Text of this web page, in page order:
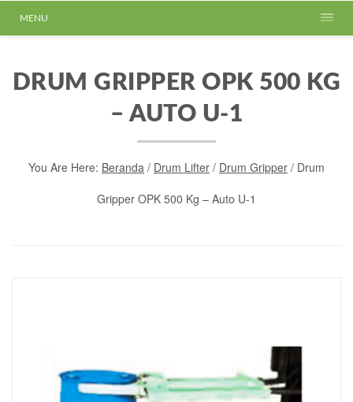
MENU
DRUM GRIPPER OPK 500 KG
– AUTO U-1
You Are Here: Beranda / Drum Lifter / Drum Gripper / Drum
Gripper OPK 500 Kg – Auto U-1